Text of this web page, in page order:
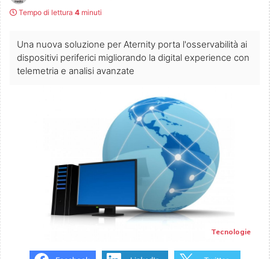
Tempo di lettura 4 minuti
Una nuova soluzione per Aternity porta l'osservabilità ai
dispositivi periferici migliorando la digital experience con
telemetria e analisi avanzate
Tecnologie